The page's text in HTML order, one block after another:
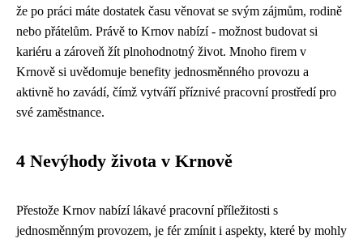
že po práci máte dostatek času věnovat se svým zájmům, rodině
nebo přátelům. Právě to Krnov nabízí - možnost budovat si
kariéru a zároveň žít plnohodnotný život. Mnoho firem v
Krnově si uvědomuje benefity jednosměnného provozu a
aktivně ho zavádí, čímž vytváří příznivé pracovní prostředí pro
své zaměstnance.
4 Nevýhody života v Krnově
Přestože Krnov nabízí lákavé pracovní příležitosti s
jednosměnným provozem, je fér zmínit i aspekty, které by mohly